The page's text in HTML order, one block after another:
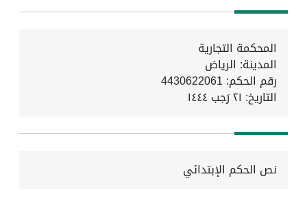
المحكمة التجارية
المدينة: الرياض
رقم الحكم: 4430622061
التاريخ: ٢١ رَجب ١٤٤٤
نص الحكم الإبتدائي